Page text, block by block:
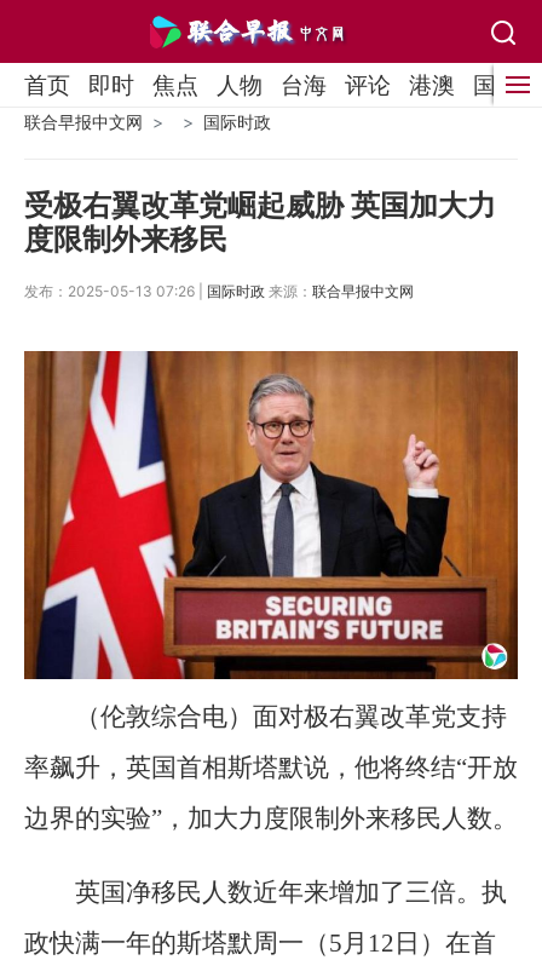
首页 即时 焦点 人物 台海 评论 港澳 国际
联合早报中文网 国际时政
受极右翼改革党崛起威胁 英国加大力
度限制外来移民
发布：2025-05-13 07:26 | 国际时政 来源： 联合早报中文网
（伦敦综合电）面对极右翼改革党支持
率飙升，英国首相斯塔默说，他将终结“开放
边界的实验”，加大力度限制外来移民人数。
英国净移民人数近年来增加了三倍。执
政快满一年的斯塔默周一（5月12日）在首